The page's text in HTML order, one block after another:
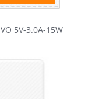
5V-3.0A-15W